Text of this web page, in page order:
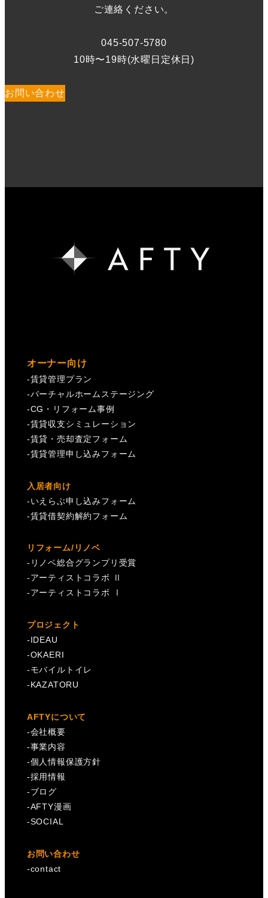
ご連絡ください。
045-507-5780
10時〜19時(水曜日定休日)
お問い合わせ
オーナー向け
-賃貸管理プラン
-バーチャルホームステージング
-CG・リフォーム事例
-賃貸収支シミュレーション
-賃貸・売却査定フォーム
-賃貸管理申し込みフォーム
入居者向け
-いえらぶ申し込みフォーム
-賃貸借契約解約フォーム
リフォーム/リノベ
- リノベ総合グランプリ受賞
-アーティストコラボ Ⅱ
-アーティストコラボ Ⅰ
プロジェクト
-IDEAU
-OKAERI
-モバイルトイレ
-KAZATORU
AFTYについて
-会社概要
-事業内容
-個人情報保護方針
-採用情報
-ブログ
-AFTY漫画
-SOCIAL
お問い合わせ
-contact